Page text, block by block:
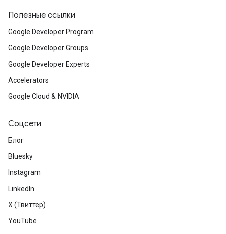
Полезные ссылки
Google Developer Program
Google Developer Groups
Google Developer Experts
Accelerators
Google Cloud & NVIDIA
Соцсети
Блог
Bluesky
Instagram
LinkedIn
X (Твиттер)
YouTube